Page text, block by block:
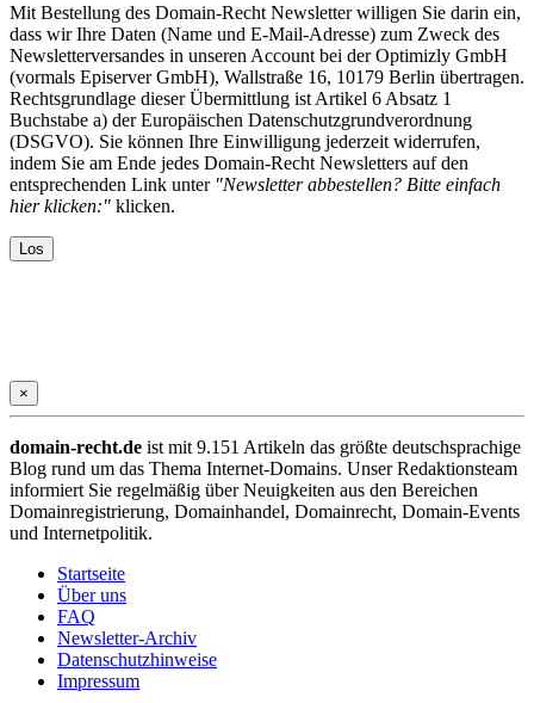
Mit Bestellung des Domain-Recht Newsletter willigen Sie darin ein,
dass wir Ihre Daten (Name und E-Mail-Adresse) zum Zweck des
Newsletterversandes in unseren Account bei der Optimizly GmbH
(vormals Episerver GmbH), Wallstraße 16, 10179 Berlin übertragen.
Rechtsgrundlage dieser Übermittlung ist Artikel 6 Absatz 1
Buchstabe a) der Europäischen Datenschutzgrundverordnung
(DSGVO). Sie können Ihre Einwilligung jederzeit widerrufen,
indem Sie am Ende jedes Domain-Recht Newsletters auf den
entsprechenden Link unter "Newsletter abbestellen? Bitte einfach
hier klicken:" klicken.
×
domain-recht.de ist mit 9.151 Artikeln das größte deutschsprachige
Blog rund um das Thema Internet-Domains. Unser Redaktionsteam
informiert Sie regelmäßig über Neuigkeiten aus den Bereichen
Domainregistrierung, Domainhandel, Domainrecht, Domain-Events
und Internetpolitik.
Startseite
Über uns
FAQ
Newsletter-Archiv
Datenschutzhinweise
Impressum